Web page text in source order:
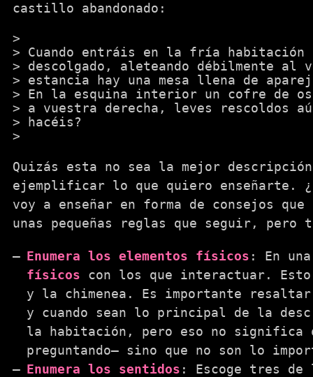
castillo abandonado:
Cuando entráis en la fría habitación
descolgado, aleteando débilmente
estancia hay una mesa llena de
En la esquina interior un cofre de
a vuestra derecha, leves rescoldos
hacéis?
Quizás esta no sea la mejor
ejemplificar lo que quiero enseñarte.
voy a enseñar en forma de consejos
unas pequeñas reglas que seguir,
Enumera los elementos físicos : En
físicos con los que interactuar.
y la chimenea. Es importante resaltar
y cuando sean lo principal de la
la habitación, pero eso no significa
preguntando— sino que no son lo
Enumera los sentidos : Escoge tres